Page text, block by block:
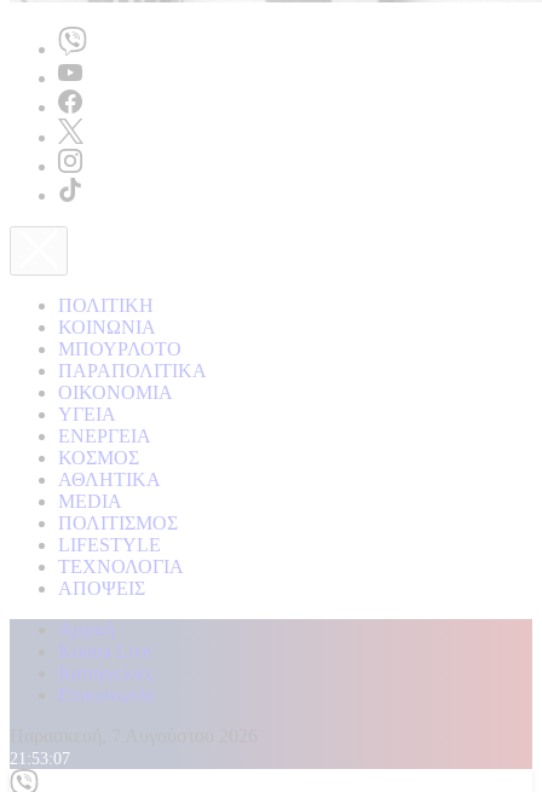
ΠΟΛΙΤΙΚΗ
ΚΟΙΝΩΝΙΑ
ΜΠΟΥΡΛΟΤΟ
ΠΑΡΑΠΟΛΙΤΙΚΑ
ΟΙΚΟΝΟΜΙΑ
ΥΓΕΙΑ
ΕΝΕΡΓΕΙΑ
ΚΟΣΜΟΣ
ΑΘΛΗΤΙΚΑ
MEDIA
ΠΟΛΙΤΙΣΜΟΣ
LIFESTYLE
ΤΕΧΝΟΛΟΓΙΑ
ΑΠΟΨΕΙΣ
Αρχική
Kontra Live
Καταγγελίες
Επικοινωνία
21:53:10